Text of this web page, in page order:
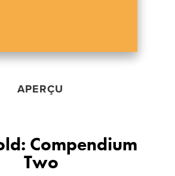
APERÇU
Compendium
Two